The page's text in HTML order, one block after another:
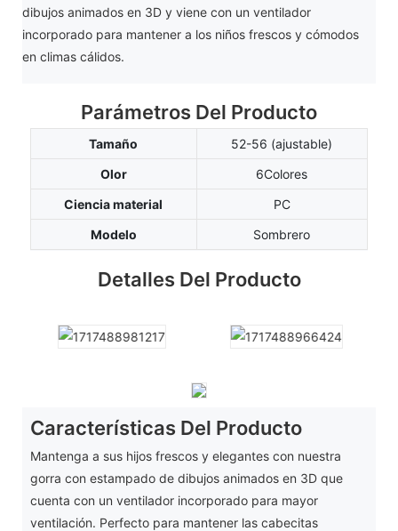
dibujos animados en 3D y viene con un ventilador
incorporado para mantener a los niños frescos y cómodos
en climas cálidos.
Parámetros Del Producto
Tamaño
52-56 (ajustable)
Olor
6Colores
Ciencia material
PC
Modelo
Sombrero
Detalles Del Producto
Características Del Producto
Mantenga a sus hijos frescos y elegantes con nuestra
gorra con estampado de dibujos animados en 3D que
cuenta con un ventilador incorporado para mayor
ventilación. Perfecto para mantener las cabecitas